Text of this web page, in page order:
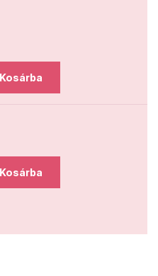
Kosárba
Kosárba